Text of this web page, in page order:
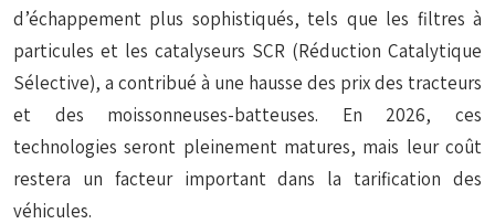
d’échappement plus sophistiqués, tels que les filtres à
particules et les catalyseurs SCR (Réduction Catalytique
Sélective), a contribué à une hausse des prix des tracteurs
et des moissonneuses-batteuses. En 2026, ces
technologies seront pleinement matures, mais leur coût
restera un facteur important dans la tarification des
véhicules.